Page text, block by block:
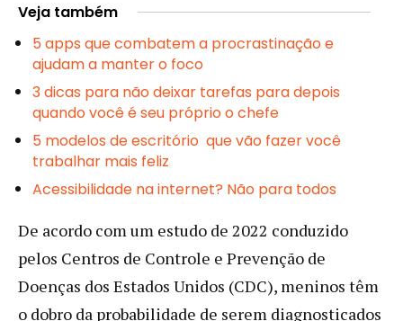
Veja também
5 apps que combatem a procrastinação e
ajudam a manter o foco
3 dicas para não deixar tarefas para depois
quando você é seu próprio o chefe
5 modelos de escritório que vão fazer você
trabalhar mais feliz
Acessibilidade na internet? Não para todos
De acordo com um estudo de 2022 conduzido
pelos Centros de Controle e Prevenção de
Doenças dos Estados Unidos (CDC), meninos têm
o dobro da probabilidade de serem diagnosticados